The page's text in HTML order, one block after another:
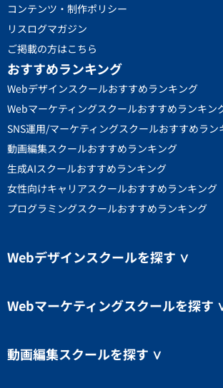
コンテンツ・制作ポリシー
リスログマガジン
ご掲載の方はこちら
おすすめランキング
Webデザインスクールおすすめランキング
Webマーケティングスクールおすすめランキン
SNS運用/マーケティングスクールおすすめラン
動画編集スクールおすすめランキング
生成AIスクールおすすめランキング
女性向けキャリアスクールおすすめランキング
プログラミングスクールおすすめランキング
Webデザインスクールを探す ∨
Webマーケティングスクールを探す
動画編集スクールを探す ∨